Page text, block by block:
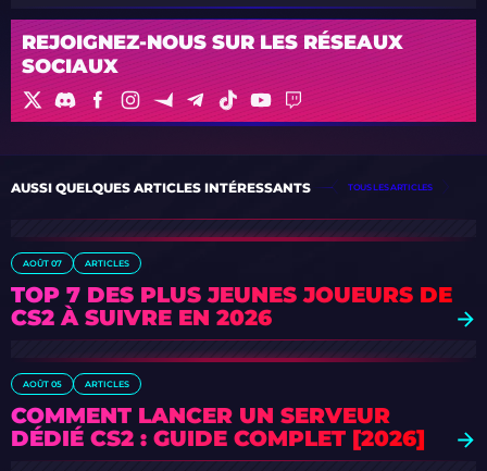
REJOIGNEZ-NOUS SUR LES RÉSEAUX
SOCIAUX
AUSSI QUELQUES ARTICLES INTÉRESSANTS TOUS LES ARTICLES
AOÛT 07 ARTICLES
TOP 7 DES PLUS JEUNES JOUEURS DE
CS2 À SUIVRE EN 2026
AOÛT 05 ARTICLES
COMMENT LANCER UN SERVEUR
DÉDIÉ CS2 : GUIDE COMPLET [2026]